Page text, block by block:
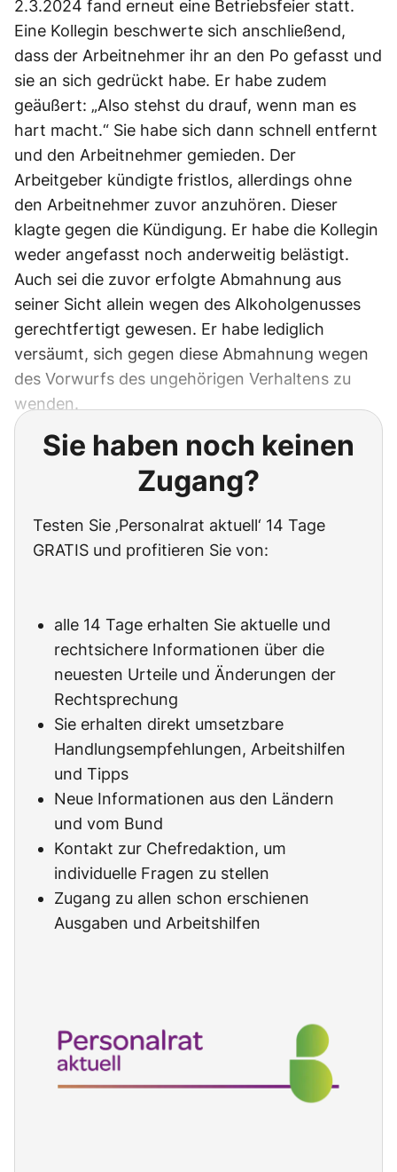
2.3.2024 fand erneut eine Betriebsfeier statt.
Eine Kollegin beschwerte sich anschließend,
dass der Arbeitnehmer ihr an den Po gefasst und
sie an sich gedrückt habe. Er habe zudem
geäußert: „Also stehst du drauf, wenn man es
hart macht.“ Sie habe sich dann schnell entfernt
und den Arbeitnehmer gemieden. Der
Arbeitgeber kündigte fristlos, allerdings ohne
den Arbeitnehmer zuvor anzuhören. Dieser
klagte gegen die Kündigung. Er habe die Kollegin
weder angefasst noch anderweitig belästigt.
Auch sei die zuvor erfolgte Abmahnung aus
seiner Sicht allein wegen des Alkoholgenusses
gerechtfertigt gewesen. Er habe lediglich
versäumt, sich gegen diese Abmahnung wegen
des Vorwurfs des ungehörigen Verhaltens zu
wenden.
Sie haben noch keinen
Zugang?
Testen Sie ‚Personalrat aktuell‘ 14 Tage
GRATIS und profitieren Sie von:
alle 14 Tage erhalten Sie aktuelle und
rechtsichere Informationen über die
neuesten Urteile und Änderungen der
Rechtsprechung
Sie erhalten direkt umsetzbare
Handlungsempfehlungen, Arbeitshilfen
und Tipps
Neue Informationen aus den Ländern
und vom Bund
Kontakt zur Chefredaktion, um
individuelle Fragen zu stellen
Zugang zu allen schon erschienen
Ausgaben und Arbeitshilfen